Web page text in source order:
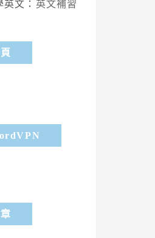
文： 英文補習